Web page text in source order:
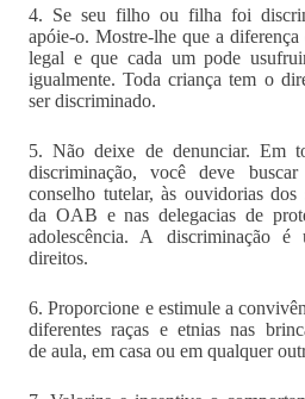
4. Se seu filho ou filha foi
apóie-o. Mostre-lhe que a diferença
legal e que cada um pode
igualmente. Toda criança tem o
ser discriminado.
5. Não deixe de denunciar. Em
discriminação, você deve
conselho tutelar, às ouvidorias dos
da OAB e nas delegacias de
adolescência. A discriminação é
direitos.
6. Proporcione e estimule a
diferentes raças e etnias nas
de aula, em casa ou em qualquer